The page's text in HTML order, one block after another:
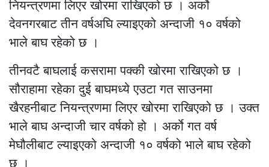
नियन्त्रणमा लिएर खोरमा राखिएको छ । अर्काे
देवनगरबाट तीन वर्षअघि ल्याइएको अन्दाजी १० वर्षको
भाले बाघ रहेको छ ।
तीनवटै बाघलाई कसरामा पक्की खोरमा राखिएको छ ।
सौराहामा रहेका दुई बाघमध्ये एउटा गत साउनमा
खैरहनीबाट नियन्त्रणमा लिएर खोरमा राखिएको छ । उक्त
भाले बाघ अन्दाजी चार वर्षको हो । अर्काे गत वर्ष
मेघौलीबाट ल्याइएको अन्दाजी १० वर्षको भाले बाघ रहेको
छ ।